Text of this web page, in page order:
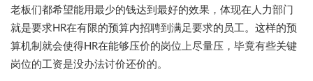
老板们都希望能用最少的钱达到最好的效果，体现在人力部门
就是要求HR在有限的预算内招聘到满足要求的员工。这样的预
算机制就会使得HR在能够压价的岗位上尽量压，毕竟有些关键
岗位的工资是没办法讨价还价的。